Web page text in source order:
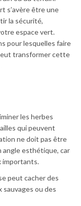
s’avère être une
la sécurité,
espace vert.
pour lesquelles faire
transformer cette
les herbes
qui peuvent
ne doit pas être
angle esthétique, car
importants.
peut cacher des
sauvages ou des